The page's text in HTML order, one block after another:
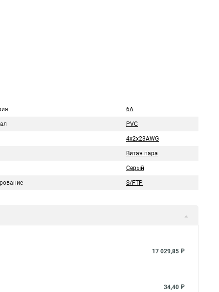
6A
PVC
4х2х23AWG
Витая пара
Серый
S/FTP
17 029,85 ₽
34,40 ₽